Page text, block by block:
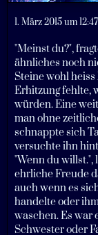
1. März 2015 um 12:47
"Meinst du?",
ähnliches noch
Steine wohl
Erhitzung fehlte,
würden. Eine
man ohne
schnappte sich
versuchte ihn
"Wenn du willst.",
ehrliche Freude
auch wenn es
handelte oder
waschen. Es war
Schwester oder